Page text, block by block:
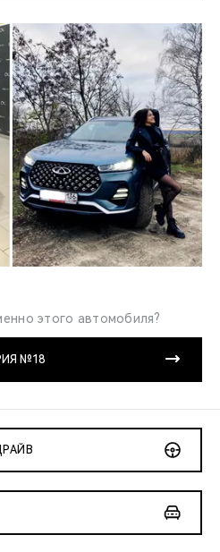
этого автомобиля?
№18